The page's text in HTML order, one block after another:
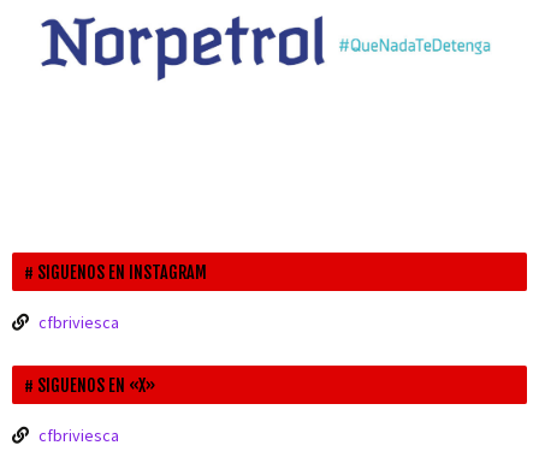
SIGUENOS EN INSTAGRAM
cfbriviesca
SIGUENOS EN «X»
cfbriviesca